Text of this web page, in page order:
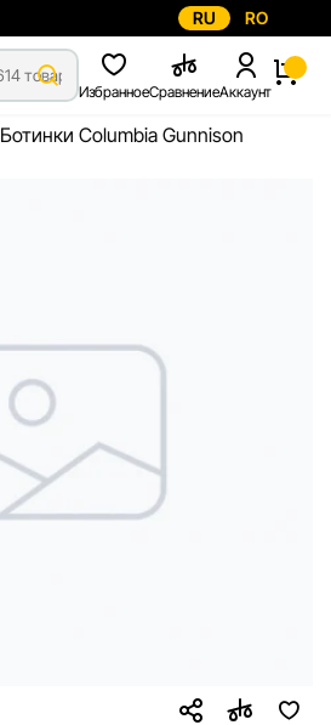
RU RO
ИзбранноеСравнениеАккаунт
Ботинки Columbia Gunnison